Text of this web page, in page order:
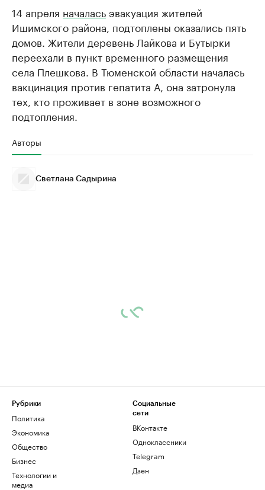
14 апреля началасьэвакуация жителей
Ишимского района, подтоплены оказались пять
домов. Жители деревень Лайкова и Бутырки
переехали в пункт временного размещения
села Плешкова. В Тюменской области началась
вакцинация против гепатита А, она затронула
тех, кто проживает в зоне возможного
подтопления.
Авторы
Светлана Садырина
Рубрики
Политика
Экономика
Общество
Бизнес
Технологии и
медиа
Социальные
сети
ВКонтакте
Одноклассники
Telegram
Дзен